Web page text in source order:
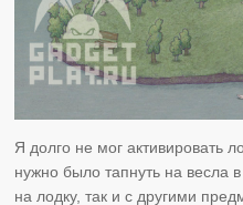
Я долго не мог активировать
нужно было тапнуть на весла
на лодку, так и с другими